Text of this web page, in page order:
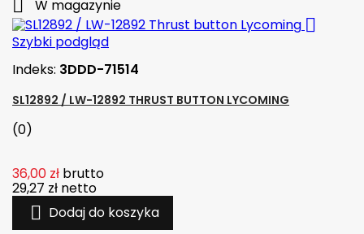
 W magazynie

Szybki podgląd
Indeks: 3DDD-71514
SL12892 / LW-12892 THRUST BUTTON LYCOMING
(0)
36,00 zł brutto
29,27 zł netto
 Dodaj do koszyka